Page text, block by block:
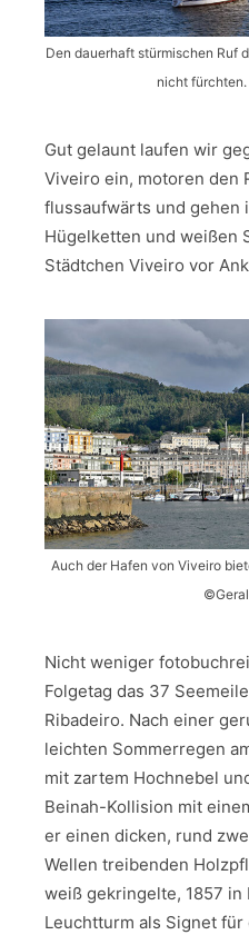
Den dauerhaft stürmischen Ruf
nicht
Gut gelaunt laufen wir
Viveiro ein, motoren den
flussaufwärts und gehen
Hügelketten und weißen
Städtchen Viveiro vor
Auch der Hafen von Viveiro
Nicht weniger
Folgetag das 37
Ribadeiro. Nach einer
leichten Sommerregen
mit zartem Hochnebel
Beinah-Kollision mit
er einen dicken, rund
Wellen treibenden
weiß gekringelte, 1857 in
Leuchtturm als Signet